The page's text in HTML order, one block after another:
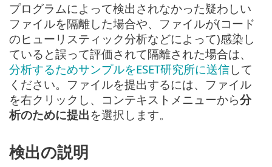
プログラムによって検出されなかった疑わしい
ファイルを隔離した場合や、ファイルが(コード
のヒューリスティック分析などによって)感染し
ていると誤って評価されて隔離された場合は、
分析するためサンプルをESET研究所に送信して
ください。ファイルを提出するには、ファイル
を右クリックし、コンテキストメニューから分
析のために提出を選択します。
検出の説明